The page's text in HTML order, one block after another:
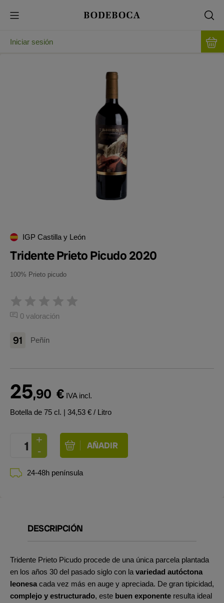
Iniciar sesión
IGP Castilla y León
Tridente Prieto Picudo 2020
100% Prieto picudo
0 valoración
91 Peñín
25,90 € IVA incl.
Botella de 75 cl. | 34,53 € / Litro
24-48h península
DESCRIPCIÓN
Tridente Prieto Picudo procede de una única parcela plantada
en los años 30 del pasado siglo con la variedad autóctona
leonesa cada vez más en auge y apreciada. De gran tipicidad,
complejo y estructurado, este buen exponente resulta ideal